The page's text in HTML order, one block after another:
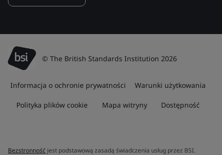
© The British Standards Institution 2026
Informacja o ochronie prywatności Warunki użytkowania
Polityka plików cookie Mapa witryny Dostępność
Bezstronność jest podstawową zasadą świadczenia usług przez BSI.